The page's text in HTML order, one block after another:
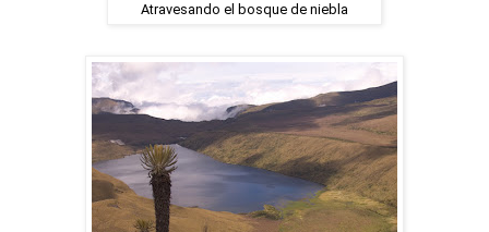
Atravesando el bosque de niebla